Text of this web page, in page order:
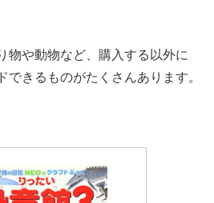
物や動物など、購入する以外に
できるものがたくさんあります。